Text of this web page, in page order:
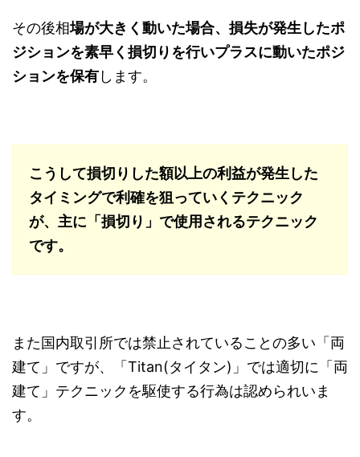
その後相場が大きく動いた場合、損失が発生したポ
ジションを素早く損切りを行いプラスに動いたポジ
ションを保有します。
こうして損切りした額以上の利益が発生した
タイミングで利確を狙っていくテクニック
が、主に「損切り」で使用されるテクニック
です。
また国内取引所では禁止されていることの多い「両
建て」ですが、「Titan(タイタン)」では適切に「両
建て」テクニックを駆使する行為は認められいま
す。